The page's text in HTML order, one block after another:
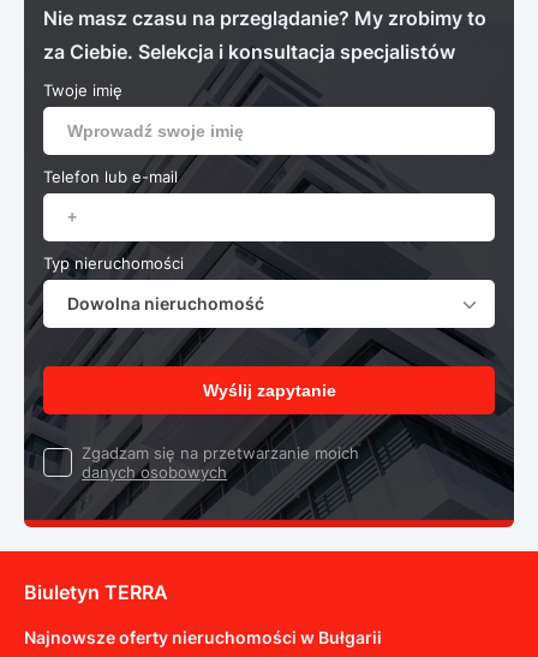
Nie masz czasu na przeglądanie? My zrobimy to
za Ciebie. Selekcja i konsultacja specjalistów
Twoje imię
Telefon lub e-mail
Typ nieruchomości
Dowolna nieruchomość
Wyślij zapytanie
Zgadzam się na przetwarzanie moich
danych osobowych
Biuletyn TERRA
Najnowsze oferty nieruchomości w Bułgarii